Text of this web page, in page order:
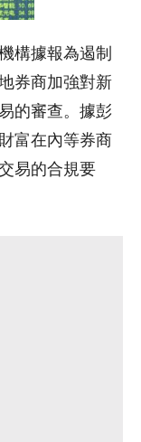
構據報為遏制
券商加強對新
的審查。據彭
富在內等券商
易的合規要